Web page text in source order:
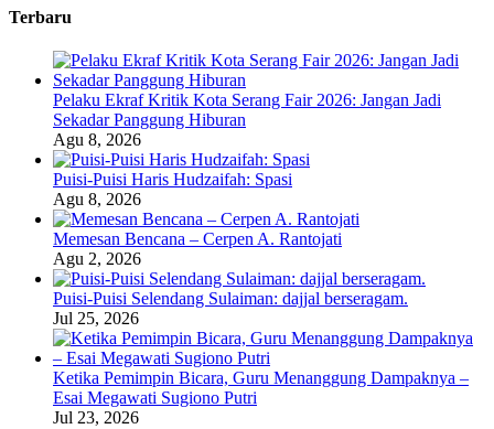
Terbaru
Pelaku Ekraf Kritik Kota Serang Fair 2026: Jangan Jadi
Sekadar Panggung Hiburan
Agu 8, 2026
Puisi-Puisi Haris Hudzaifah: Spasi
Agu 8, 2026
Memesan Bencana – Cerpen A. Rantojati
Agu 2, 2026
Puisi-Puisi Selendang Sulaiman: dajjal berseragam.
Jul 25, 2026
Ketika Pemimpin Bicara, Guru Menanggung Dampaknya –
Esai Megawati Sugiono Putri
Jul 23, 2026